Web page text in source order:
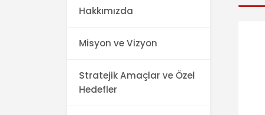
Hakkımızda
Misyon ve Vizyon
Stratejik Amaçlar ve Özel
Hedefler